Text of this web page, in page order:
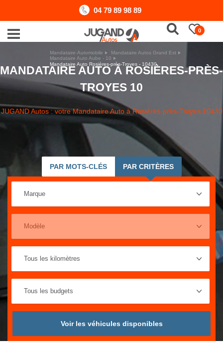
04 79 89 98 89
0
Mandataire-Automobile
Mandataire Autos Grand Est
Mandataire Auto Aube - 10
Mandataire Auto Rosières-près-Troyes - 10430
MANDATAIRE AUTO À ROSIÈRES-PRÈS-
TROYES 10
JUGAND Autos : votre Mandataire Auto à Rosières-près-Troyes 10430
PAR MOTS-CLÉS PAR CRITÈRES
Voir les véhicules disponibles